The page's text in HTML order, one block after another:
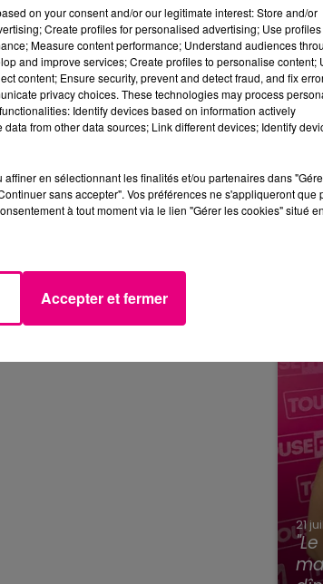
21
21
on your consent and/or our legitimate interest: Store and/or
Create profiles for personalised advertising; Use profiles
Measure content performance; Understand audiences
and improve services; Create profiles to personalise content;
content; Ensure security, prevent and detect fraud, and fix
privacy choices. These technologies may process
Identify devices based on information actively
from other data sources; Link different devices; Identify
en sélectionnant les finalités et/ou partenaires dans
sans accepter". Vos préférences ne s'appliqueront que
à tout moment via le lien "Gérer les cookies" situé en
Accepter et fermer